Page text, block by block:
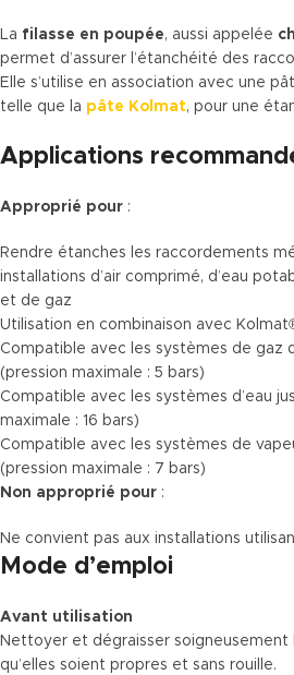
La filasse en poupée, aussi appelée
permet d’assurer l’étanchéité des
Elle s’utilise en association avec une
telle que la pâte Kolmat, pour une
Applications
Approprié pour :
Rendre étanches les raccordements
installations d’air comprimé, d’eau
et de gaz
Utilisation en combinaison avec
Compatible avec les systèmes de gaz
(pression maximale : 5 bars)
Compatible avec les systèmes d’eau
maximale : 16 bars)
Compatible avec les systèmes de
(pression maximale : 7 bars)
Non approprié pour :
Ne convient pas aux installations
Mode d’emploi
Avant utilisation
Nettoyer et dégraisser soigneusement
qu’elles soient propres et sans rouille.